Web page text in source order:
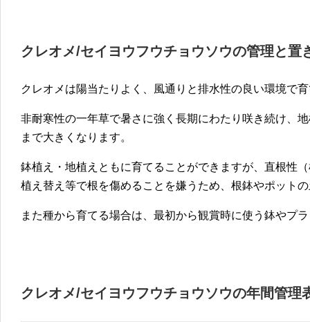
クレオメ/セイヨウフウチョウソウの管理と置
クレオメは陽当たりよく、風通りと排水性の良い環境で
非耐寒性の一年草で暑さに強く長期にわたり咲き続け、
まで大きくなります。
鉢植え・地植えともに育てることができますが、直根性
植え替え等で根を傷めることを嫌うため、根鉢やポット
また種から育てる場合は、最初から観賞時に使う鉢やプ
クレオメ/セイヨウフウチョウソウの年間管理